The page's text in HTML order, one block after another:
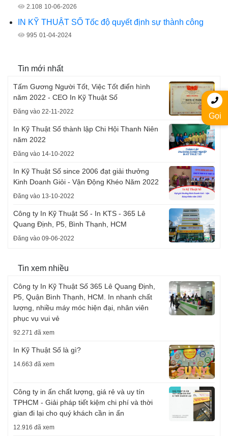
2.108 10-06-2026
IN KỸ THUẬT SỐ Tốc độ quyết định sự thành công
995 01-04-2024
Tin mới nhất
Tấm Gương Người Tốt, Việc Tốt điển hình
năm 2022 - CEO In Kỹ Thuật Số
Đăng vào 22-11-2022
In Kỹ Thuật Số thành lập Chi Hội Thanh Niên
năm 2022
Đăng vào 14-10-2022
In Kỹ Thuật Số since 2006 đạt giải thưởng
Kinh Doanh Giỏi - Vận Động Khéo Năm 2022
Đăng vào 13-10-2022
Công ty In Kỹ Thuật Số - In KTS - 365 Lê
Quang Định, P5, Bình Thạnh, HCM
Đăng vào 09-06-2022
Tin xem nhiều
Công ty In Kỹ Thuật Số 365 Lê Quang Định,
P5, Quận Bình Thạnh, HCM. In nhanh chất
lượng, nhiều máy móc hiện đại, nhân viên
phục vụ vui vẻ
92.271 đã xem
In Kỹ Thuật Số là gì?
14.663 đã xem
Công ty in ấn chất lượng, giá rẻ và uy tín
TPHCM - Giải pháp tiết kiệm chi phí và thời
gian đi lại cho quý khách cần in ấn
12.916 đã xem
Gọi